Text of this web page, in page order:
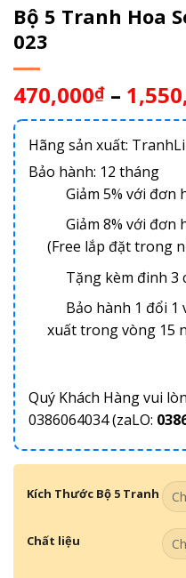
Bộ 5 Tranh Hoa
023
470,000₫ –
Hãng sản xuất:
Bảo hành: 12 tháng
Giảm 5% với đơn
Giảm 8% với đơn
(Free lắp đặt trong
Tặng kèm đinh 3
Bảo hành 1 đổi 1
xuất trong vòng 15
Quý Khách Hàng vui
0386064034 (zaLO:
Kích Thước Bộ 5 Tranh
Chất liệu